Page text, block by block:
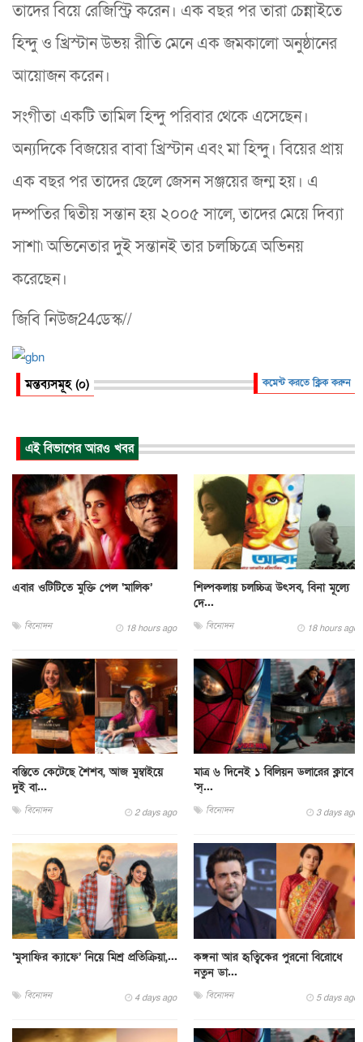
তাদের বিয়ে রেজিস্ট্রি করেন। এক বছর পর তারা চেন্নাইতে
হিন্দু ও খ্রিস্টান উভয় রীতি মেনে এক জমকালো অনুষ্ঠানের
আয়োজন করেন।
সংগীতা একটি তামিল হিন্দু পরিবার থেকে এসেছেন।
অন্যদিকে বিজয়ের বাবা খ্রিস্টান এবং মা হিন্দু। বিয়ের প্রায়
এক বছর পর তাদের ছেলে জেসন সঞ্জয়ের জন্ম হয়। এ
দম্পতির দ্বিতীয় সন্তান হয় ২০০৫ সালে, তাদের মেয়ে দিব্যা
সাশা৷ অভিনেতার দুই সন্তানই তার চলচ্চিত্রে অভিনয়
করেছেন।
জিবি নিউজ24ডেস্ক//
মন্তব্যসমূহ (০) কমেন্ট করতে ক্লিক করুন
এই বিভাগের আরও খবর
এবার ওটিটিতে মুক্তি পেল ‘মালিক’
বিনোদন 18 hours ago
শিল্পকলায় চলচ্চিত্র উৎসব, বিনা মূল্যে
দে...
বিনোদন 18 hours ago
বস্তিতে কেটেছে শৈশব, আজ মুম্বাইয়ে
দুই বা...
বিনোদন 2 days ago
মাত্র ৬ দিনেই ১ বিলিয়ন ডলারের ক্লাবে
‘স্...
বিনোদন 3 days ago
‘মুসাফির ক্যাফে’ নিয়ে মিশ্র প্রতিক্রিয়া,...
বিনোদন 4 days ago
কঙ্গনা আর হৃত্বিকের পুরনো বিরোধে
নতুন ডা...
বিনোদন 5 days ago